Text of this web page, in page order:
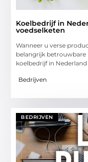
Koelbedrijf in
voedselketen
Wanneer u verse
belangrijk betrouwbare
koelbedrijf in
Bedrijven
BEDRIJVEN